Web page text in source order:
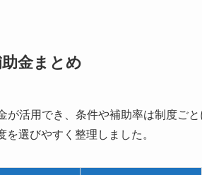
金まとめ
が活用でき、条件や補助率は制度ご
選びやすく整理しました。